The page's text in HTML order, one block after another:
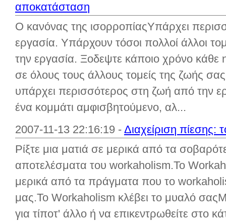
αποκατάσταση
Ο κανόνας της ισορροπίαςΥπάρχει
εργασία. Υπάρχουν τόσοι πολλοί άλλοι
την εργασία. Ξοδεψτε κάποιο χρόνο κάθε
σε όλους τους άλλους τομείς της ζωής
υπάρχει περισσότερος στη ζωή από την
ένα κομμάτι αμφισβητούμενο, αλ...
2007-11-13 22:16:19 - Διαχείριση πίεσης:
Ρίξτε μια ματιά σε μερικά από τα
αποτελέσματα του workaholism.Το
μερικά από τα πράγματα που το
μας.Το Workaholism κλέβει το μυαλό
για τίποτ' άλλο ή να επικεντρωθείτε στο